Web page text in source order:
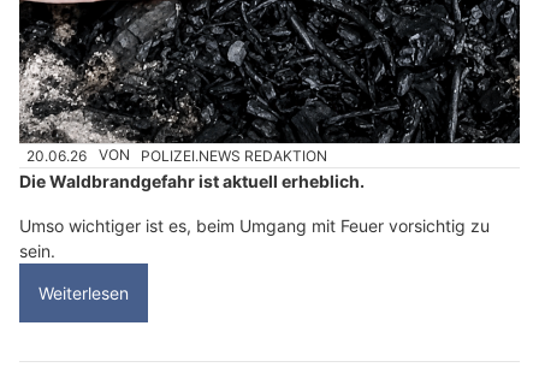
20.06.26 VON POLIZEI.NEWS REDAKTION
Die Waldbrandgefahr ist aktuell erheblich.
Umso wichtiger ist es, beim Umgang mit Feuer vorsichtig zu
sein.
Weiterlesen